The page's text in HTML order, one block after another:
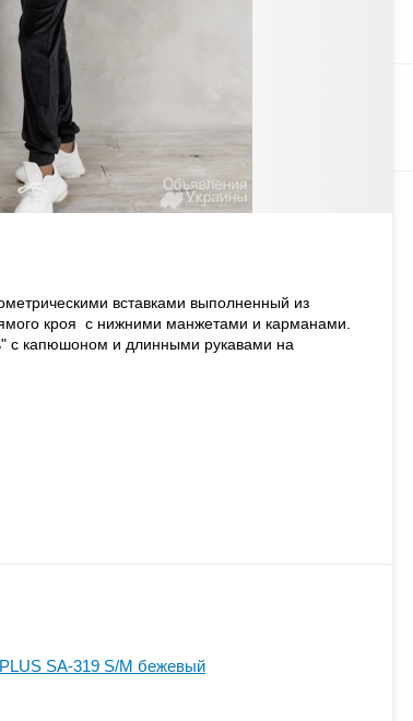
вставками выполненный из
кроя с нижними манжетами и карманами.
с капюшоном и длинными рукавами на
SA-319 S/M бежевый